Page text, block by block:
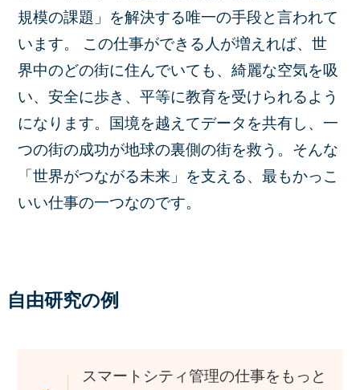
規模の課題」を解決する唯一の手段と言われて
います。 この仕事ができる人が増えれば、世
界中のどの街に住んでいても、綺麗な空気を吸
い、安全に歩き、平等に教育を受けられるよう
になります。国境を越えてデータを共有し、一
つの街の成功が地球の裏側の街を救う。そんな
「世界がつながる未来」を支える、最もかっこ
いい仕事の一つなのです。
自由研究の例
スマートシティ管理の仕事をもっと